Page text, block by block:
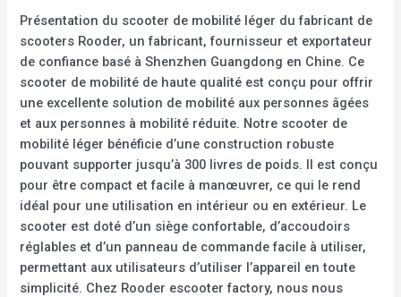
Présentation du scooter de mobilité léger du fabricant de
scooters Rooder, un fabricant, fournisseur et exportateur
de confiance basé à Shenzhen Guangdong en Chine. Ce
scooter de mobilité de haute qualité est conçu pour offrir
une excellente solution de mobilité aux personnes âgées
et aux personnes à mobilité réduite. Notre scooter de
mobilité léger bénéficie d’une construction robuste
pouvant supporter jusqu’à 300 livres de poids. Il est conçu
pour être compact et facile à manœuvrer, ce qui le rend
idéal pour une utilisation en intérieur ou en extérieur. Le
scooter est doté d’un siège confortable, d’accoudoirs
réglables et d’un panneau de commande facile à utiliser,
permettant aux utilisateurs d’utiliser l’appareil en toute
simplicité. Chez Rooder escooter factory, nous nous